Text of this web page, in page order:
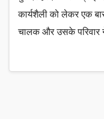
कार्यशैली को लेकर एक
चालक और उसके परिवार